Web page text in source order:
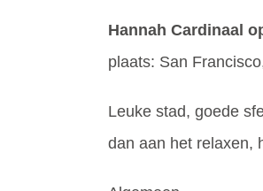
Hannah Cardinaal
plaats: San
Leuke stad, goede
dan aan het relaxen,